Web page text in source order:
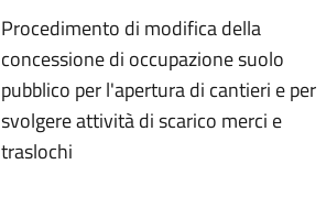
Procedimento di modifica della
concessione di occupazione suolo
pubblico per l'apertura di cantieri e per
svolgere attività di scarico merci e
traslochi